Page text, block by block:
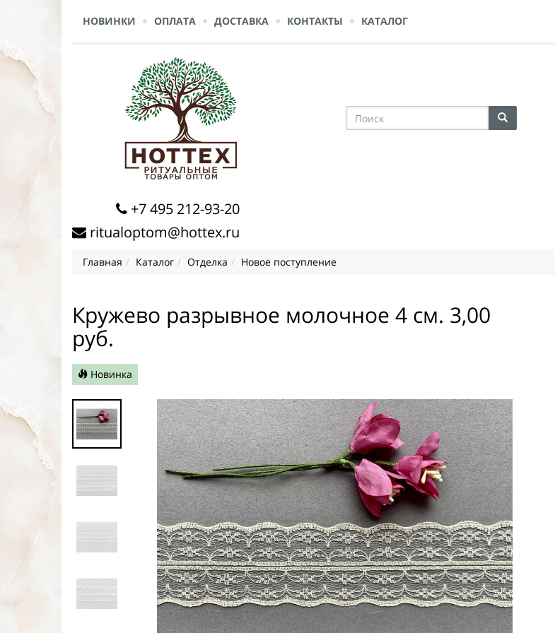
НОВИНКИ ОПЛАТА ДОСТАВКА КОНТАКТЫ КАТАЛОГ
+7 495 212-93-20
ritualoptom@hottex.ru
Главная Каталог Отделка Новое поступление
Кружево разрывное молочное 4 см. 3,00
руб.
Новинка